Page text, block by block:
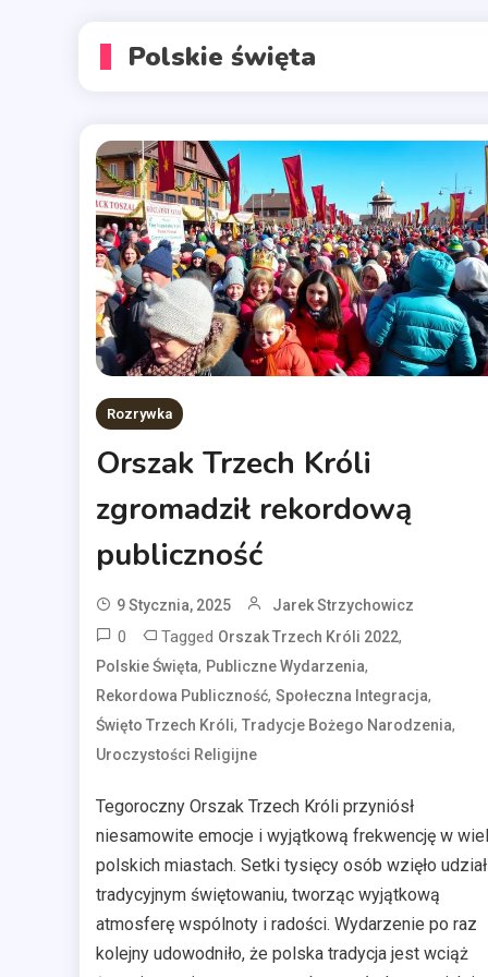
Polskie święta
Rozrywka
Orszak Trzech Króli
zgromadził rekordową
publiczność
9 Stycznia, 2025 Jarek Strzychowicz
0 Tagged Orszak Trzech Króli 2022,
Polskie Święta, Publiczne Wydarzenia,
Rekordowa Publiczność, Społeczna Integracja,
Święto Trzech Króli, Tradycje Bożego Narodzenia,
Uroczystości Religijne
Tegoroczny Orszak Trzech Króli przyniósł
niesamowite emocje i wyjątkową frekwencję w
polskich miastach. Setki tysięcy osób wzięło
tradycyjnym świętowaniu, tworząc wyjątkową
atmosferę wspólnoty i radości. Wydarzenie po raz
kolejny udowodniło, że polska tradycja jest wciąż